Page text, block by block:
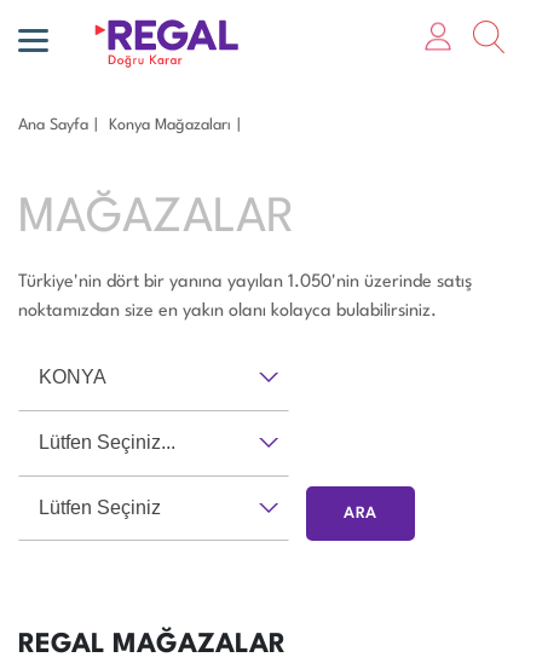
Ana Sayfa Konya Mağazaları
MAĞAZALAR
Türkiye'nin dört bir yanına yayılan 1.050'nin üzerinde satış
noktamızdan size en yakın olanı kolayca bulabilirsiniz.
KONYA
Lütfen Seçiniz...
Lütfen Seçiniz
REGAL MAĞAZALAR